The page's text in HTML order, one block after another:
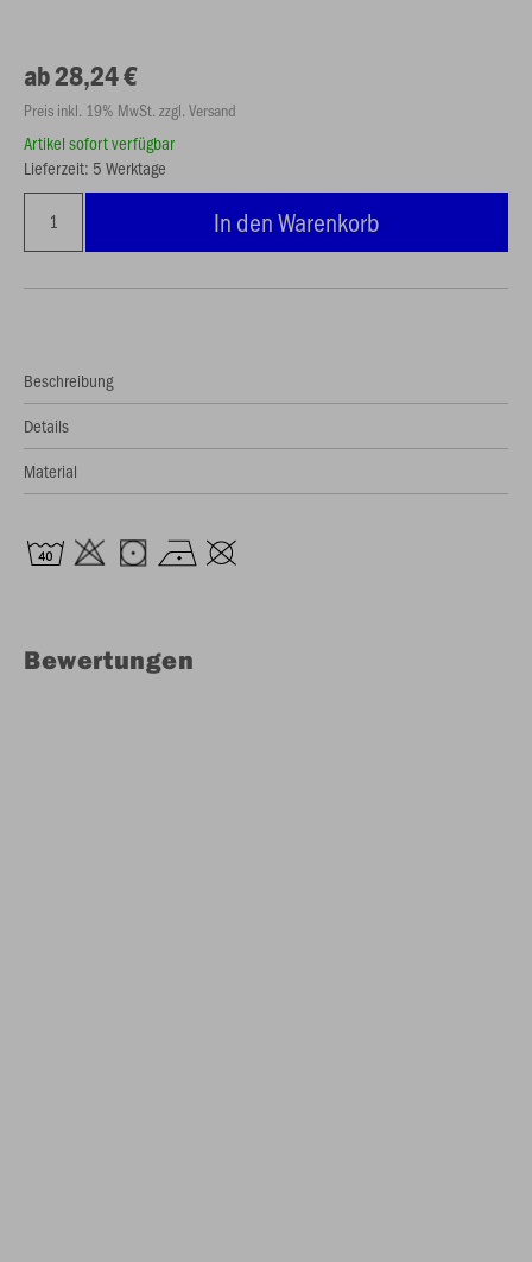
ab 28,24 €
Preis inkl. 19% MwSt. zzgl. Versand
Artikel sofort verfügbar
Lieferzeit: 5 Werktage
In den Warenkorb
Beschreibung
Details
Material
Bewertungen